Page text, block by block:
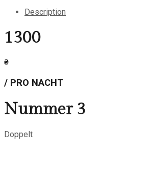
Description
1300
₴
/ PRO NACHT
Nummer 3
Doppelt